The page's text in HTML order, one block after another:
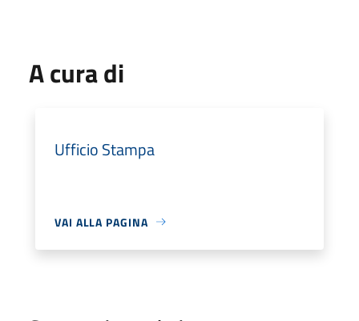
A cura di
Ufficio Stampa
VAI ALLA PAGINA